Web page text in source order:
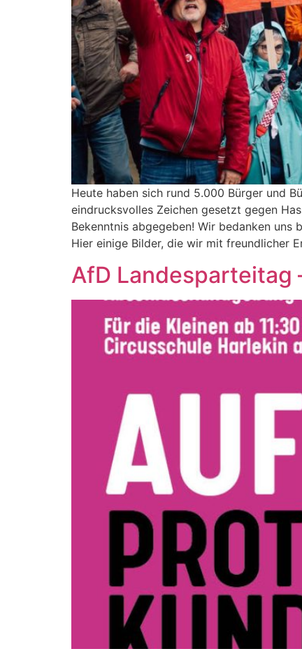
Heute haben sich rund 5.000 Bürger und
eindrucksvolles Zeichen gesetzt gegen
Bekenntnis abgegeben! Wir bedanken
Hier einige Bilder, die wir mit freundlicher
AfD Landesparteitag